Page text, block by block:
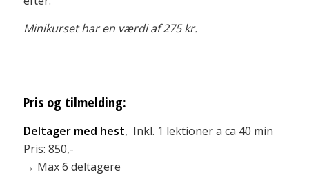
Minikurset har en værdi af 275 kr.
Pris og tilmelding:
Deltager med hest, Inkl. 1 lektioner a ca 40 min
Pris: 850,-
→ Max 6 deltagere